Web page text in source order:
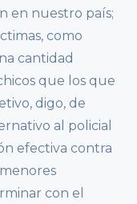
en nuestro país;
como
cantidad
que los que
digo, de
al policial
efectiva contra
con el